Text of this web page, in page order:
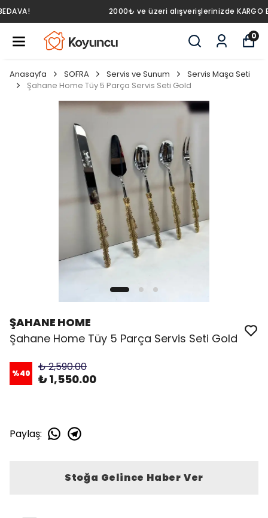
2000₺ ve üzeri alışverişlerinizde KARGO BEDAVA!
0
Anasayfa SOFRA Servis ve Sunum
Servis Maşa Seti
Şahane Home Tüy 5 Parça Servis Seti Gold
ŞAHANE HOME
Şahane Home Tüy 5 Parça Servis Seti Gold
%40 ₺ 2,590.00
₺ 1,550.00
Paylaş:
Stoğa Gelince Haber Ver